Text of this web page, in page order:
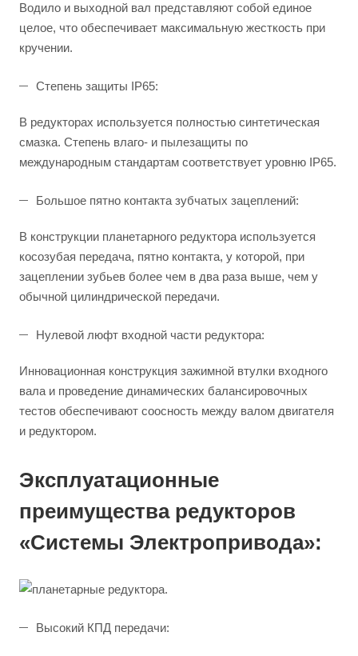
Водило и выходной вал представляют собой единое
целое, что обеспечивает максимальную жесткость при
кручении.
Степень защиты IP65:
В редукторах используется полностью синтетическая
смазка. Степень влаго- и пылезащиты по
международным стандартам соответствует уровню IP65.
Большое пятно контакта зубчатых зацеплений:
В конструкции планетарного редуктора используется
косозубая передача, пятно контакта, у которой, при
зацеплении зубьев более чем в два раза выше, чем у
обычной цилиндрической передачи.
Нулевой люфт входной части редуктора:
Инновационная конструкция зажимной втулки входного
вала и проведение динамических балансировочных
тестов обеспечивают соосность между валом двигателя
и редуктором.
Эксплуатационные
преимущества редукторов
«Системы Электропривода»:
Высокий КПД передачи: